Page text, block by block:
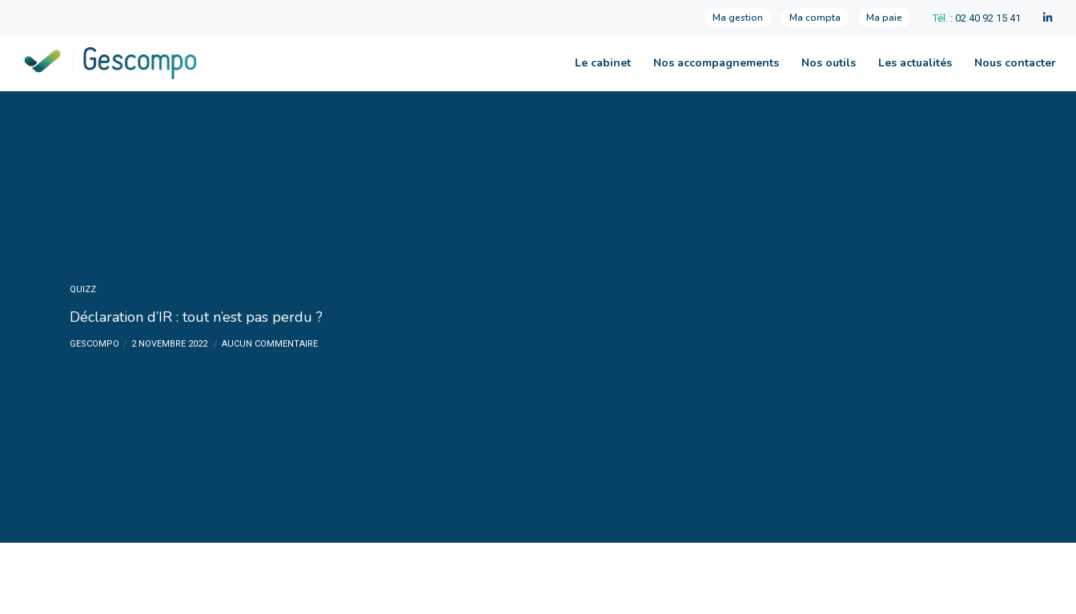
Ma gestion Ma compta Ma paie Tél. : 02 40 92 15 41
Le cabinet Nos accompagnements Nos outils Les actualités Nous contacter
QUIZZ
Déclaration d’IR : tout n’est pas perdu ?
GESCOMPO 2 NOVEMBRE 2022 AUCUN COMMENTAIRE